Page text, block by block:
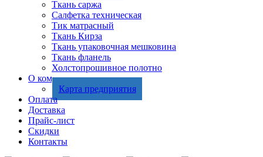
Ткань саржа
Салфетка техническая
Тик матрасный
Ткань Кирза
Ткань упаковочная мешковина
Ткань фланель
Холстопрошивное полотно
О компании
Карта предприятия
Оплата
Доставка
Прайс-лист
Скидки
Контакты